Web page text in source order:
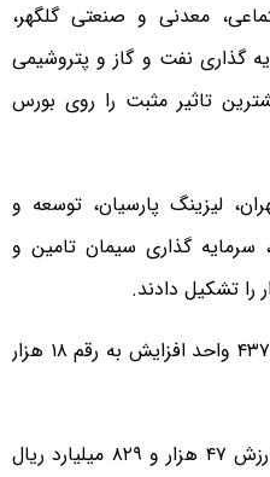
معدنی و صنعتی گلگهر،
گذاری نفت و گاز و پتروشیمی
تاثیر مثبت را روی بورس
لیزینگ پارسیان، توسعه و
سرمایه گذاری سیمان تامین و
را تشکیل دادند.
شاخص کل فرابورس هم امروز با ۴۳۷ واحد افزایش به رقم ۱۸ هزار
در این بازار ۷۳۲ هزار معامله به ارزش ۴۷ هزار و ۸۲۹ میلیارد ریال